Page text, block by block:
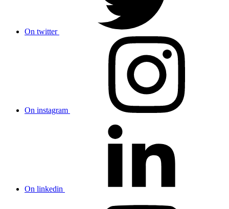
On twitter
On instagram
On linkedin